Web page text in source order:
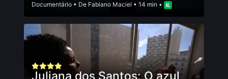
Documentário • De Fabiano Maciel • 14 min •
Juliana dos Santos: O azul